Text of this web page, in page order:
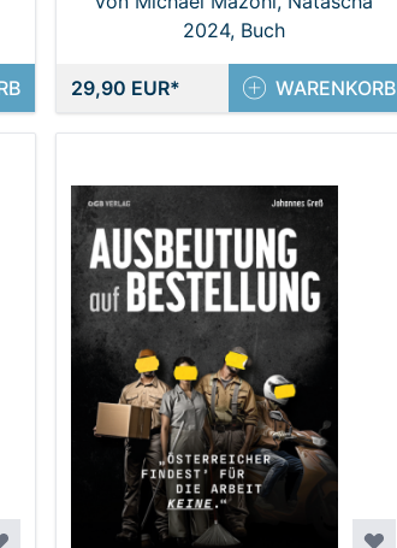
Strobl
2024, Buch
29,90 EUR WARENKORB